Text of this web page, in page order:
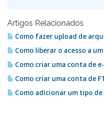
Artigos Relacionados
Como fazer upload de
Como liberar o acesso a
Como criar uma conta de
Como criar uma conta de
Como adicionar um tipo